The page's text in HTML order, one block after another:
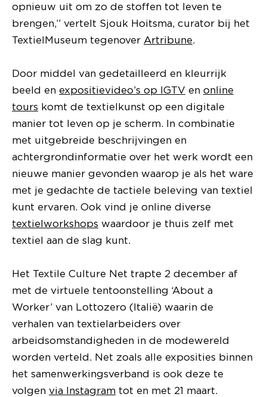
opnieuw uit om zo de stoffen tot leven te
brengen,” vertelt Sjouk Hoitsma, curator bij het
TextielMuseum tegenover Artribune.
Door middel van gedetailleerd en kleurrijk
beeld en expositievideo’s op IGTV en online
tours komt de textielkunst op een digitale
manier tot leven op je scherm. In combinatie
met uitgebreide beschrijvingen en
achtergrondinformatie over het werk wordt een
nieuwe manier gevonden waarop je als het ware
met je gedachte de tactiele beleving van textiel
kunt ervaren. Ook vind je online diverse
textielworkshops waardoor je thuis zelf met
textiel aan de slag kunt.
Het Textile Culture Net trapte 2 december af
met de virtuele tentoonstelling ‘About a
Worker’ van Lottozero (Italië) waarin de
verhalen van textielarbeiders over
arbeidsomstandigheden in de modewereld
worden verteld. Net zoals alle exposities binnen
het samenwerkingsverband is ook deze te
volgen via Instagram tot en met 21 maart.